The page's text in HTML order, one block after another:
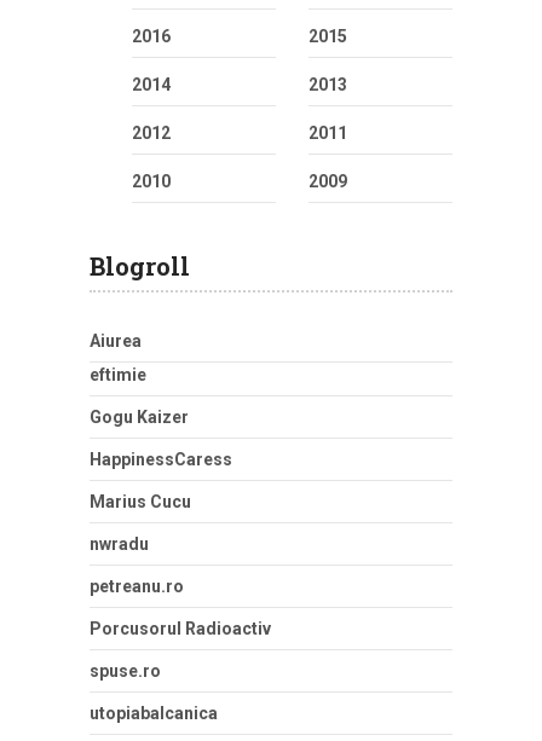
2016 2015
2014 2013
2012 2011
2010 2009
Blogroll
Aiurea
eftimie
Gogu Kaizer
HappinessCaress
Marius Cucu
nwradu
petreanu.ro
Porcusorul Radioactiv
spuse.ro
utopiabalcanica